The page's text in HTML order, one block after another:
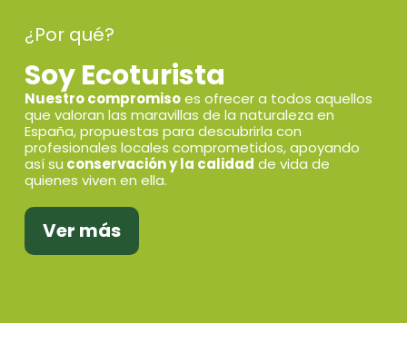
¿Por qué?
Soy Ecoturista
Nuestro compromisoes ofrecer a todos aquellos
que valoran las maravillas de la naturaleza en
España, propuestas para descubrirla con
profesionales locales comprometidos, apoyando
así su conservación y la calidad de vida de
quienes viven en ella.
Ver más